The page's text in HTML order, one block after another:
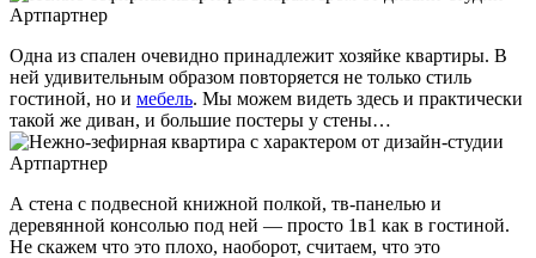
Одна из спален очевидно принадлежит хозяйке квартиры. В
ней удивительным образом повторяется не только стиль
гостиной, но и мебель. Мы можем видеть здесь и практически
такой же диван, и большие постеры у стены…
А стена с подвесной книжной полкой, тв-панелью и
деревянной консолью под ней — просто 1в1 как в гостиной.
Не скажем что это плохо, наоборот, считаем, что это